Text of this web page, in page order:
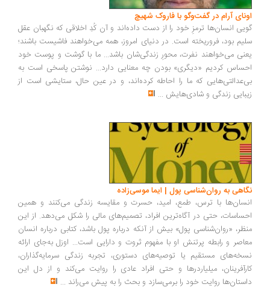
آرام در گفت‌وگو با فاروک شهیچ‭
انسان‌ها ترمزِ خود را از دست داده‌اند و آن کُدِ اخلاقی که نگهبان عقل
بود، فروریخته است. در دنیای امروز، همه می‌خواهند فاشیست باشند؛
می‌خواهند نفرت، محورِ زندگی‌شان باشد... ما با گوشت و پوست خود
کردیم «دیگری» بودن چه معنایی دارد... نوشتن پاسخی است به
که ما را احاطه کرده‌اند، و در عین حال، ستایشی است از
زندگی و شادی‌هایش...
به روان‌شناسی پول | ایما موسی‌زاده
با ترس، طمع، امید، حسرت و مقایسه زندگی می‌کنند و همین
حتی در آگاه‌ترین افراد، تصمیم‌های مالی را شکل می‌دهد. از این
«روان‌شناسی پول» بیش از آنکه درباره پول باشد، کتابی درباره انسان
و رابطه پرتنش او با مفهوم ثروت و دارایی است... اوزل به‌جای ارائه
مستقیم یا توصیه‌های دستوری، تجربه زندگی سرمایه‌گذاران،
میلیاردرها و حتی افراد عادی را روایت می‌کند و از دل این
روایت خود را برمی‌سازد و بحث را به پیش می‌راند ...